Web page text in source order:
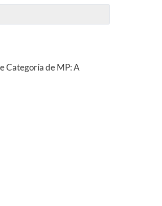
Categoría de MP: A